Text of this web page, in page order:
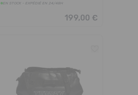
EN STOCK - EXPÉDIÉ EN 24/48H
199,00 €